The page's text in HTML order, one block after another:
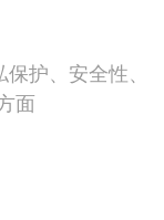
护、安全性、
面